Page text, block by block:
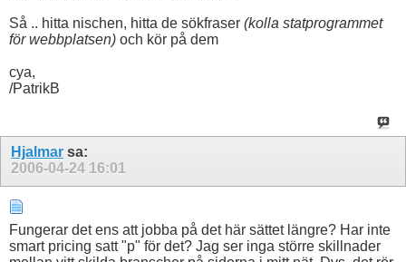
Så .. hitta nischen, hitta de sökfraser (kolla statprogrammet
för webbplatsen) och kör på dem
cya,
/PatrikB
Hjalmar sa:
2006-04-24 16:01
Fungerar det ens att jobba på det här sättet längre? Har inte
smart pricing satt "p" för det? Jag ser inga större skillnader